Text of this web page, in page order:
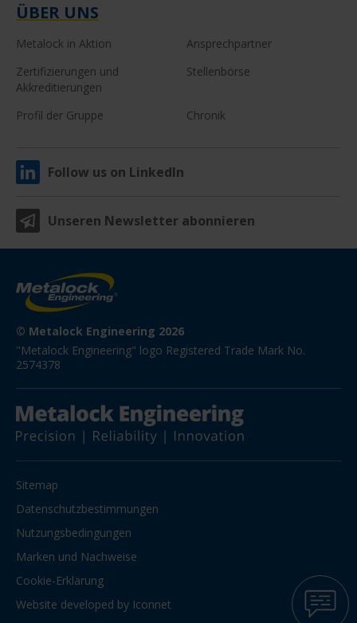
ÜBER UNS
Metalock in Aktion
Ansprechpartner
Zertifizierungen und
Akkreditierungen
Stellenbörse
Profil der Gruppe Chronik
Follow us on LinkedIn
Unseren Newsletter abonnieren
© Metalock Engineering 2026
"Metalock Engineering" logo Registered Trade Mark No.
2574378
Sitemap
Datenschutzbestimmungen
Nutzungsbedingungen
Marken und Nachweise
Cookie-Erklärung
Website developed by Iconnet